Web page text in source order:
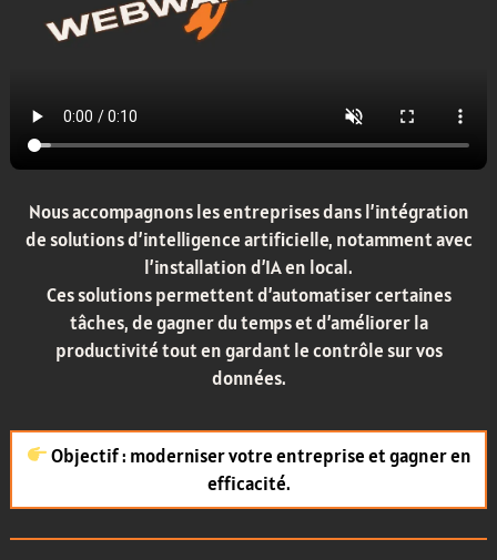
Nous accompagnons les entreprises dans l’intégration
de solutions d’intelligence artificielle, notamment avec
l’installation d’IA en local.
Ces solutions permettent d’automatiser certaines
tâches, de gagner du temps et d’améliorer la
productivité tout en gardant le contrôle sur vos
données.
Objectif : moderniser votre entreprise et gagner en
efficacité.